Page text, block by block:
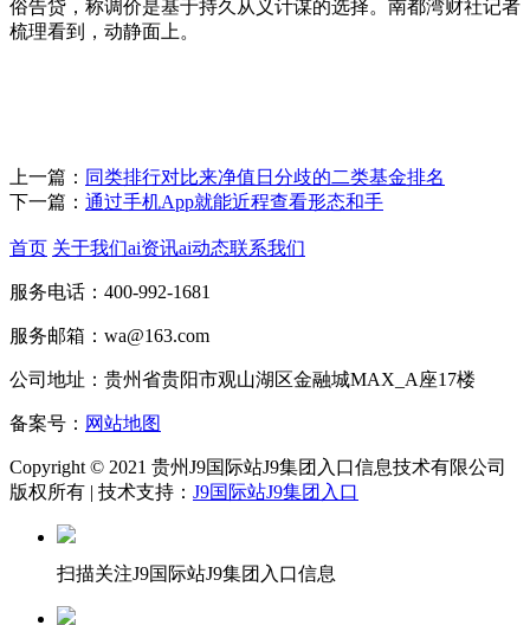
俗告贷，称调价是基于持久从义计谋的选择。南都湾财社记者
梳理看到，动静面上。
上一篇： 同类排行对比来净值日分歧的二类基金排名
下一篇： 通过手机App就能近程查看形态和手
首页 关于我们ai资讯ai动态联系我们
服务电话：400-992-1681
服务邮箱：wa@163.com
公司地址：贵州省贵阳市观山湖区金融城MAX_A座17楼
备案号： 网站地图
Copyright © 2021 贵州J9国际站J9集团入口信息技术有限公司
版权所有 | 技术支持： J9国际站J9集团入口
扫描关注J9国际站J9集团入口信息